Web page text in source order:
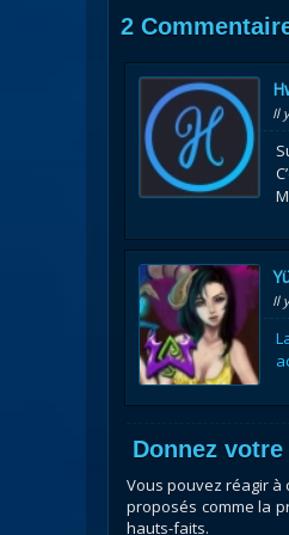
2
Il
Il
Donnez
Vous pouvez réagir à
proposés comme la
hauts-faits.